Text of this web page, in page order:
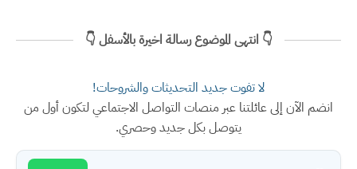
👇 انتهى الموضوع رسالة اخيرة بالأسفل 👇
لا تفوت جديد التحديثات والشروحات!
انضم الآن إلى عائلتنا عبر منصات التواصل الاجتماعي لتكون أول من
يتوصل بكل جديد وحصري.